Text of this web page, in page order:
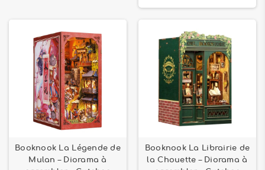
Booknook La Légende de
Mulan – Diorama à
Booknook La Librairie de
la Chouette – Diorama à